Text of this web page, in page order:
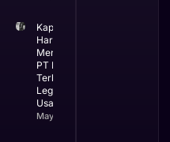
Kapan Bisnis
Harus
Menggunakan
PT Ini Waktu
Terbaik
Legalitas
Usaha
May 12, 2026